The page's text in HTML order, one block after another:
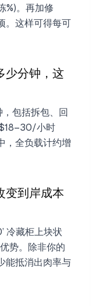
%)。再加修
。这样可得每可
少分钟，这
包括拆包、回
小时
，全负载计约增
变到岸成本
冷藏柜上块状
势。除非你的
能抵消出肉率与